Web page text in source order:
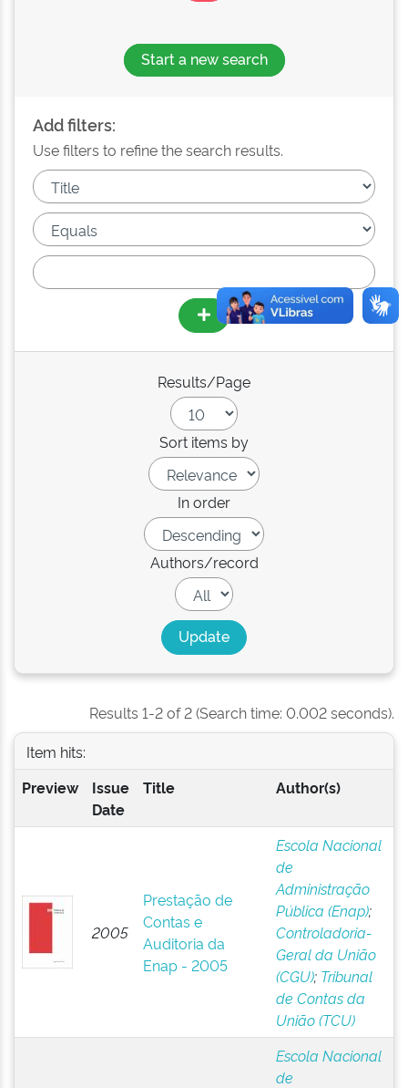
Start a new search
Add filters:
Use filters to refine the search results.
Results/Page
Sort items by
In order
Authors/record
Results 1-2 of 2 (Search time: 0.002 seconds).
Item hits:
Preview
Issue
Date
Title Author(s)
2005
Prestação de
Contas e
Auditoria da
Enap - 2005
Escola Nacional
de
Administração
Pública (Enap);
Controladoria-
Geral da União
(CGU); Tribunal
de Contas da
União (TCU)
Escola Nacional
de